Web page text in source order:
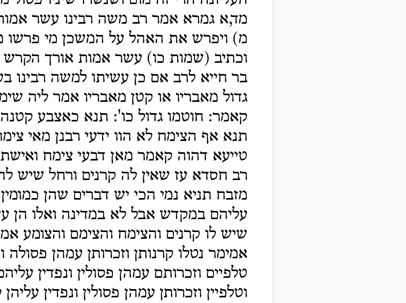
מד,א גמרא אמר רב משה רבינו עשר
מ) ויפרש את האהל על המשכן מי פרשו
וכתיב (שמות כו) עשר אמות אורך הקרש
בר חייא לרב אם כן עשיתו למשה רבינו
גדול מאבריו או קטן מאבריו אמר ליה
קאמר: חוטמו גדול כו': תנא כאצבע
תנא אף הצימח לא הוו ידעי רבנן מאי
טייעא דהוה קאמר מאן דבעי צימח
רב חסדא עז שאין לה קרנים ורחל שיש
מזבח תניא נמי הכי יש דברים שהן כמומין
עליהם במקדש אבל לא במדינה ואלו הן
שיש לו קרנים והצימח והצימם והצומע
אמימר נטלו קרנותן וזכרותן עמהן פסולה
טלפיים וזכרותם עמהן פסולין ונפדין
וטלפיין וזכרותן עמהן פסולין ונפדין